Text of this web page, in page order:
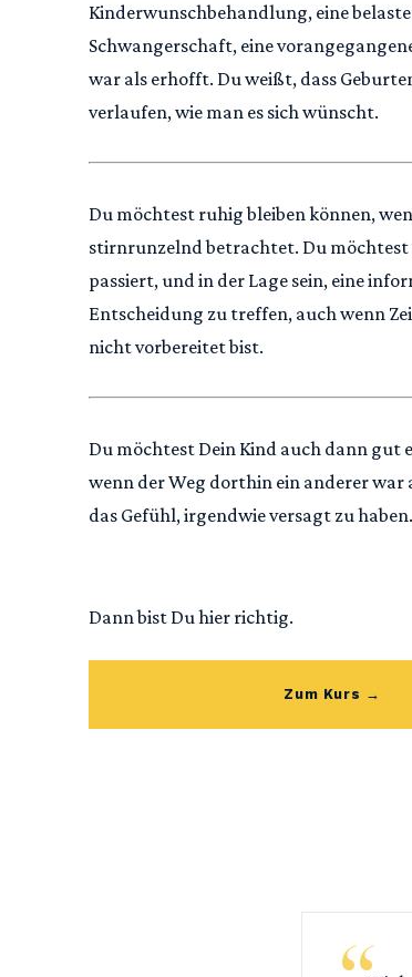
Kinderwunschbehandlung, eine
Schwangerschaft, eine
war als erhofft. Du weißt, dass
verlaufen, wie man es sich wünscht.
Du möchtest ruhig bleiben können,
stirnrunzelnd betrachtet. Du möchtest
passiert, und in der Lage sein, eine
Entscheidung zu treffen, auch wenn
nicht vorbereitet bist.
Du möchtest Dein Kind auch dann gut
wenn der Weg dorthin ein anderer war
das Gefühl, irgendwie versagt zu haben.
Dann bist Du hier richtig.
Zum Kurs →